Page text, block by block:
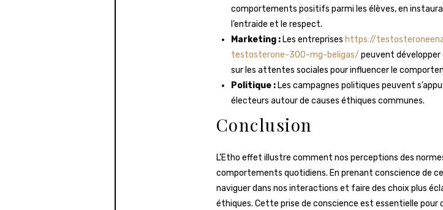
comportements positifs parmi les élèves, en
l’entraide et le respect.
Marketing :Les entreprises https://
testosterone-300-mg-beligas/ peuvent
sur les attentes sociales pour influencer le
Politique :Les campagnes politiques peuvent
électeurs autour de causes éthiques communes.
Conclusion
L’Etho effet illustre comment nos perceptions des
comportements quotidiens. En prenant conscience de
naviguer dans nos interactions et faire des choix plus
éthiques. Cette prise de conscience est essentielle pour